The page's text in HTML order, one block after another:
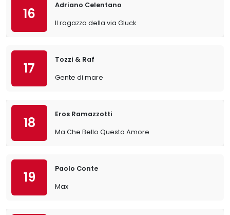
16
Adriano Celentano
Il ragazzo della via Gluck
17
Tozzi & Raf
Gente di mare
18
Eros Ramazzotti
Ma Che Bello Questo Amore
19
Paolo Conte
Max